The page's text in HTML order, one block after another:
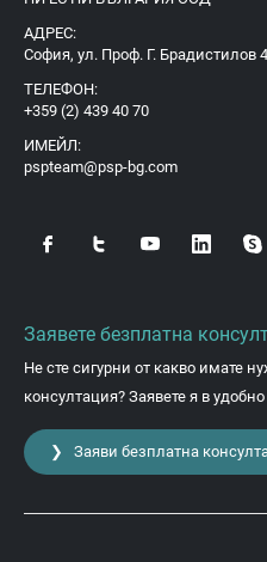
АДРЕС:
София, ул. Проф. Г. Брадистилов
ТЕЛЕФОН:
+359 (2) 439 40 70
ИМЕЙЛ:
pspteam@psp-bg.com
Заявете безплатна
Не сте сигурни от какво имате
консултация? Заявете я в
❯ Заяви безплатна